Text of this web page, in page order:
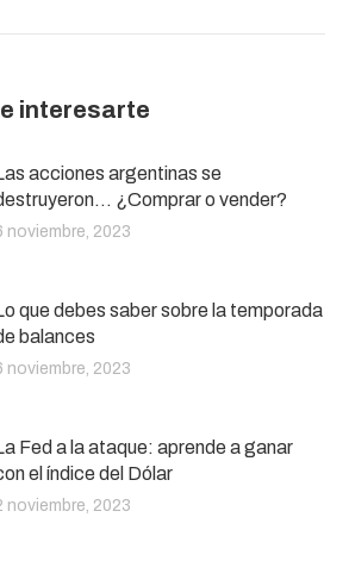
interesarte
acciones argentinas se
¿Comprar o vender?
noviembre, 2023
que debes saber sobre la temporada
balances
noviembre, 2023
Fed a la ataque: aprende a ganar
el índice del Dólar
noviembre, 2023